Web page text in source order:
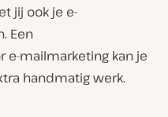
jij ook je e-
Een
mailmarketing kan je
handmatig werk.